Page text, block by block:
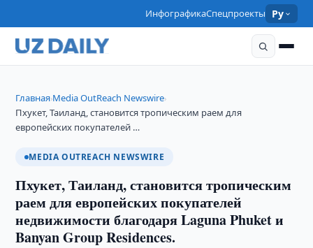
ИнфографикаСпецпроекты Ру
Главная›Media OutReach Newswire›
Пхукет, Таиланд, становится тропическим раем для
европейских покупателей …
MEDIA OUTREACH NEWSWIRE
Пхукет, Таиланд, становится тропическим
раем для европейских покупателей
недвижимости благодаря Laguna Phuket и
Banyan Group Residences.